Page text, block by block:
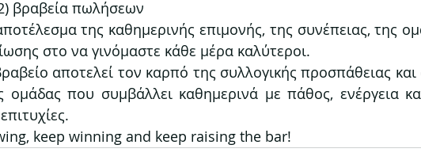
βραβεία πωλήσεων
της καθημερινής επιμονής, της συνέπειας, της
στο να γινόμαστε κάθε μέρα καλύτεροι.
αποτελεί τον καρπό της συλλογικής προσπάθειας και
ομάδας που συμβάλλει καθημερινά με πάθος, ενέργεια
keep winning and keep raising the bar!